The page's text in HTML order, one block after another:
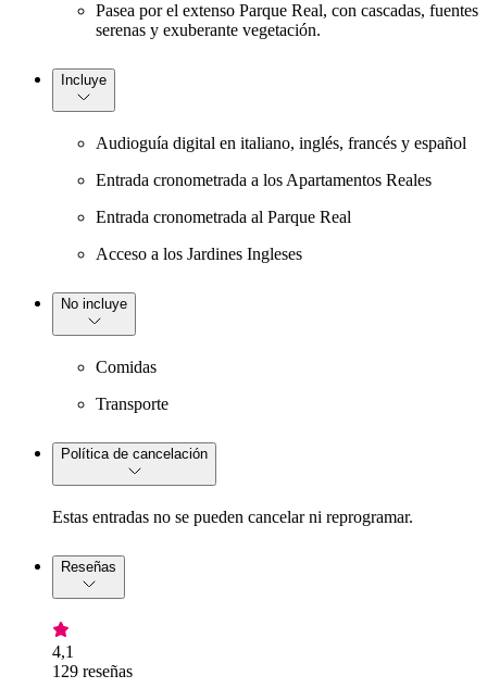
Pasea por el extenso Parque Real, con cascadas, fuentes
serenas y exuberante vegetación.
Incluye
Audioguía digital en italiano, inglés, francés y español
Entrada cronometrada a los Apartamentos Reales
Entrada cronometrada al Parque Real
Acceso a los Jardines Ingleses
No incluye
Comidas
Transporte
Política de cancelación
Estas entradas no se pueden cancelar ni reprogramar.
Reseñas
4,1
129 reseñas